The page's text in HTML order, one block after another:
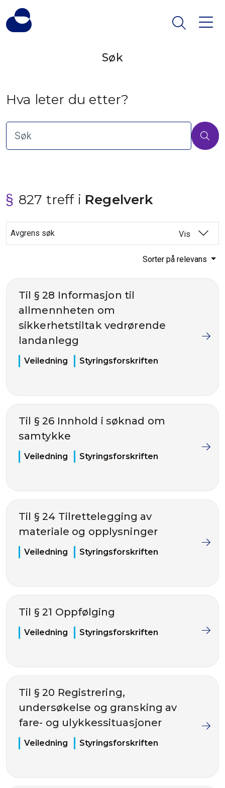
Søk
Hva leter du etter?
827 treff i Regelverk
Avgrens søk Vis
Sorter på relevans
Til § 28 Informasjon til
allmennheten om
sikkerhetstiltak vedrørende
landanlegg
Veiledning Styringsforskriften
Til § 26 Innhold i søknad om
samtykke
Veiledning Styringsforskriften
Til § 24 Tilrettelegging av
materiale og opplysninger
Veiledning Styringsforskriften
Til § 21 Oppfølging
Veiledning Styringsforskriften
Til § 20 Registrering,
undersøkelse og gransking av
fare- og ulykkessituasjoner
Veiledning Styringsforskriften